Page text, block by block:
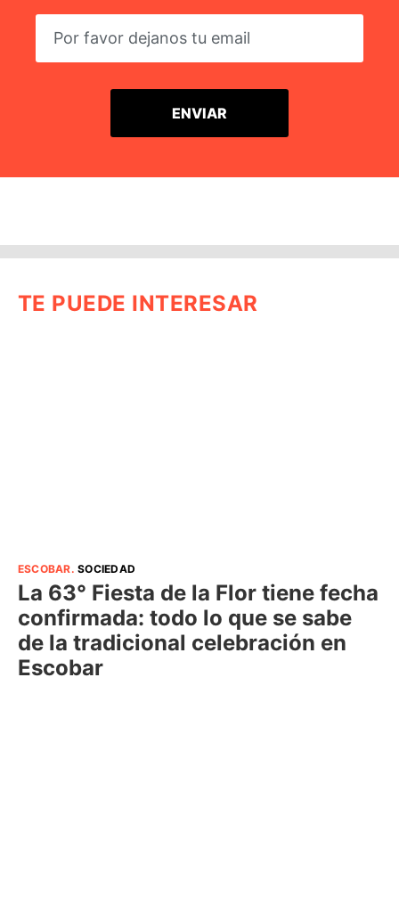
TE PUEDE INTERESAR
ESCOBAR.SOCIEDAD
La 63° Fiesta de la Flor tiene fecha
confirmada: todo lo que se sabe
de la tradicional celebración en
Escobar